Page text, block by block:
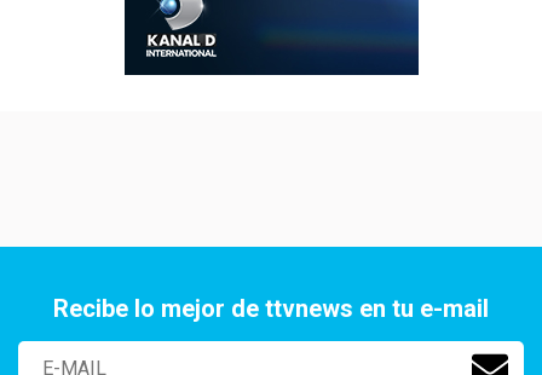
Recibe lo mejor de ttvnews en tu e-mail